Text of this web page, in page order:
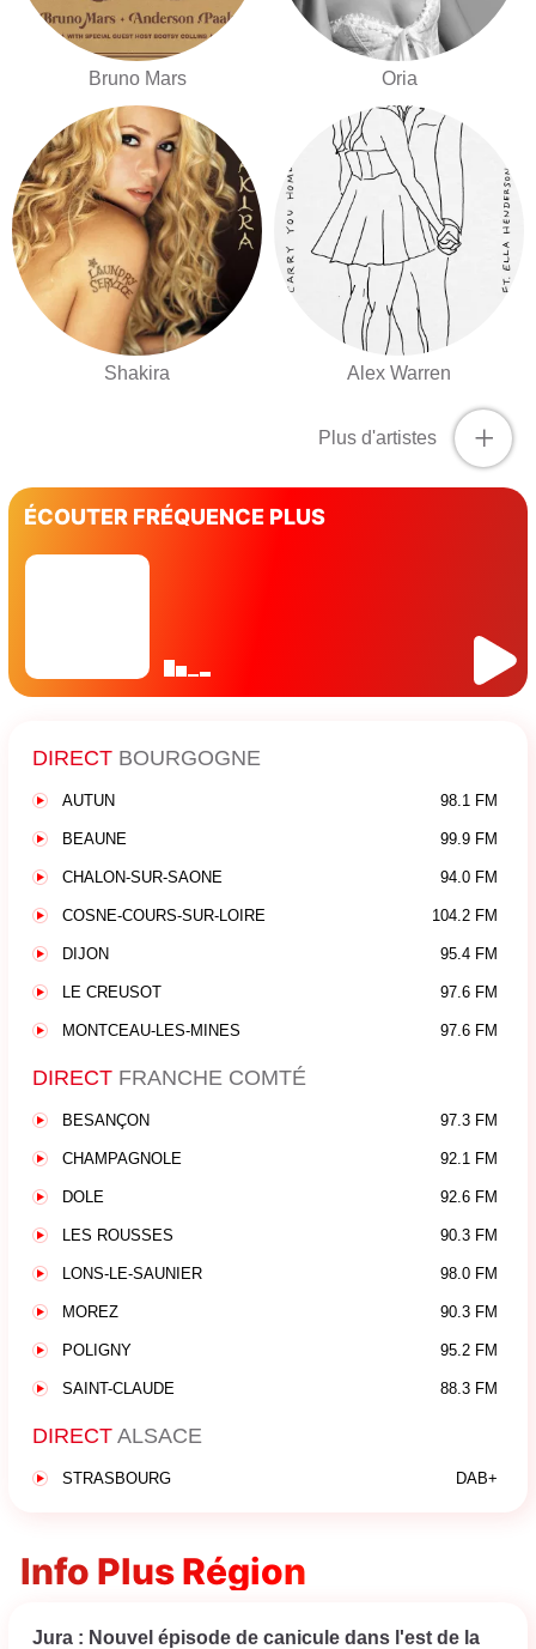
Bruno Mars Oria
Shakira Alex Warren
+
Plus d'artistes
ÉCOUTER FRÉQUENCE PLUS
DIRECT BOURGOGNE
AUTUN 98.1 FM
BEAUNE 99.9 FM
CHALON-SUR-SAONE 94.0 FM
COSNE-COURS-SUR-LOIRE 104.2 FM
DIJON 95.4 FM
LE CREUSOT 97.6 FM
MONTCEAU-LES-MINES 97.6 FM
DIRECT FRANCHE COMTÉ
BESANÇON 97.3 FM
CHAMPAGNOLE 92.1 FM
DOLE 92.6 FM
LES ROUSSES 90.3 FM
LONS-LE-SAUNIER 98.0 FM
MOREZ 90.3 FM
POLIGNY 95.2 FM
SAINT-CLAUDE 88.3 FM
DIRECT ALSACE
STRASBOURG DAB+
Info Plus Région
Jura : Nouvel épisode de canicule dans l'est de la